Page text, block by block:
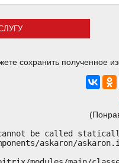
сохранить полученное
cannot be called
askaron/